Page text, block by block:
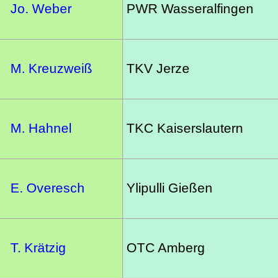
Jo. Weber PWR Wasseralfingen
M. Kreuzweiß TKV Jerze
M. Hahnel TKC Kaiserslautern
E. Overesch Ylipulli Gießen
T. Krätzig OTC Amberg